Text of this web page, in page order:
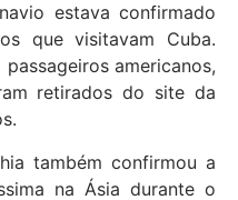
estava confirmado
que visitavam Cuba.
americanos,
retirados do site da
também confirmou a
na Ásia durante o